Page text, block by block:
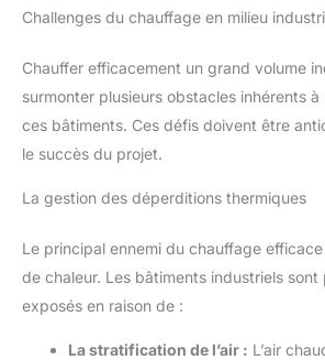
Challenges du chauffage en milieu
Chauffer efficacement un grand volume
surmonter plusieurs obstacles inhérents
ces bâtiments. Ces défis doivent être
le succès du projet.
La gestion des déperditions thermiques
Le principal ennemi du chauffage
de chaleur. Les bâtiments industriels sont
exposés en raison de :
La stratification de l’air : L’air